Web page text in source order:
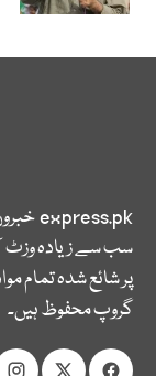
express.pk
سب سے زیادہ وزٹ
پر شائع شدہ تمام
گروپ محفوظ ہیں۔